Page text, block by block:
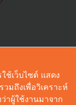
ช้เว็บไซต์ แสดง
มถึงเพื่อวิเคราะห์
าผู้ใช้งานมาจาก